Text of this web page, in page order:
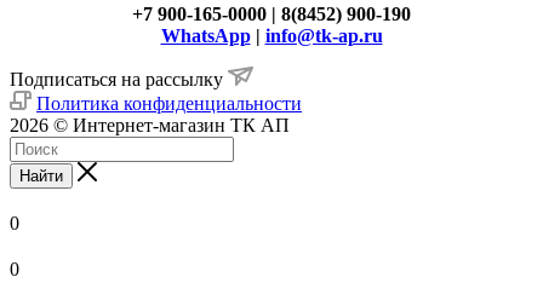
+7 900-165-0000 | 8(8452) 900-190
WhatsApp| info@tk-ap.ru
Подписаться на рассылку
Политика конфиденциальности
2026 © Интернет-магазин ТК АП
Найти
0
0